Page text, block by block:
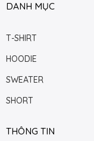
DANH MỤC
T-SHIRT
HOODIE
SWEATER
SHORT
THÔNG TIN